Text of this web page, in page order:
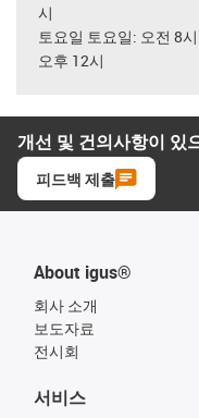
시
토요일 토요일: 오전 8
오후 12시
개선 및 건의사항이 있
피드백 제출
About igus®
회사 소개
보도자료
전시회
서비스